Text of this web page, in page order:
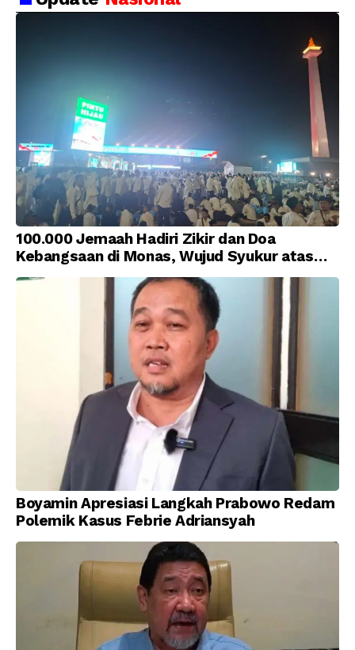
100.000 Jemaah Hadiri Zikir dan Doa
Kebangsaan di Monas, Wujud Syukur atas
Kemerdekaan Indonesia
Boyamin Apresiasi Langkah Prabowo Redam
Polemik Kasus Febrie Adriansyah